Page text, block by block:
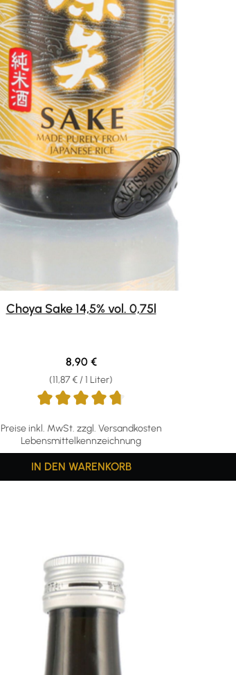
Choya Sake 14,5% vol. 0,75l
Preise inkl. MwSt. zzgl. Versandkosten
Lebensmittelkennzeichnung
(11,87 € / 1 Liter)
Regulärer Preis:
8,90 €
IN DEN WARENKORB